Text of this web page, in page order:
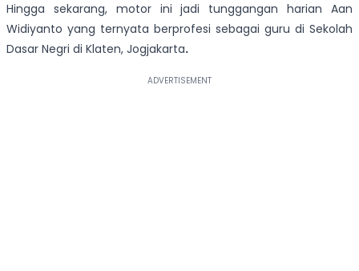
Hingga sekarang, motor ini jadi tunggangan harian Aan
Widiyanto yang ternyata berprofesi sebagai guru di Sekolah
Dasar Negri di Klaten, Jogjakarta.